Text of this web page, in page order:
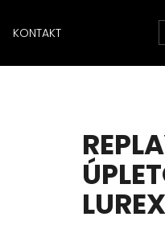
KONTAKT